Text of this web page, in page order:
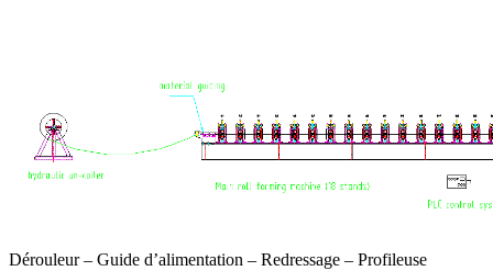
Dérouleur – Guide d’alimentation – Redressage – Profileuse